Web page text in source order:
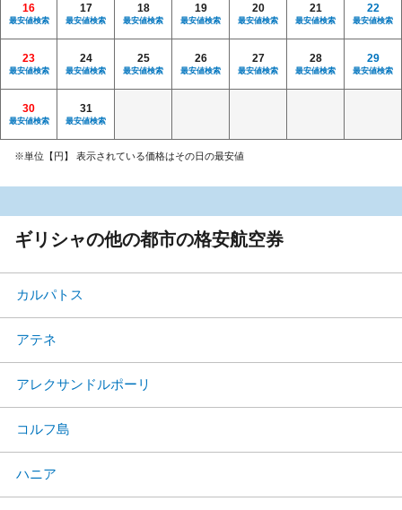
16
最安値検索
17
最安値検索
18
最安値検索
19
最安値検索
20
最安値検索
21
最安値検索
22
最安値検索
23
最安値検索
24
最安値検索
25
最安値検索
26
最安値検索
27
最安値検索
28
最安値検索
29
最安値検索
30
最安値検索
31
最安値検索
※単位【円】 表示されている価格はその日の最安値
ギリシャの他の都市の格安航空券
カルパトス
アテネ
アレクサンドルポーリ
コルフ島
ハニア